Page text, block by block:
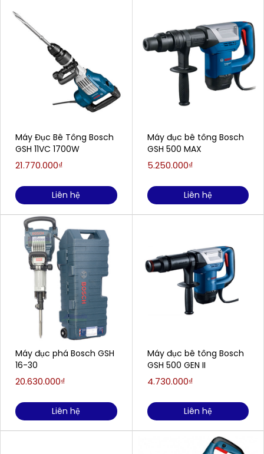
Máy Đục Bê Tông Bosch
GSH 11VC 1700W
21.770.000₫
Liên hệ
Máy đục phá Bosch GSH
16-30
20.630.000₫
Liên hệ
Máy đục bê tông Bosch
GSH 500 MAX
5.250.000₫
Liên hệ
Máy đục bê tông Bosch
GSH 500 GEN II
4.730.000₫
Liên hệ